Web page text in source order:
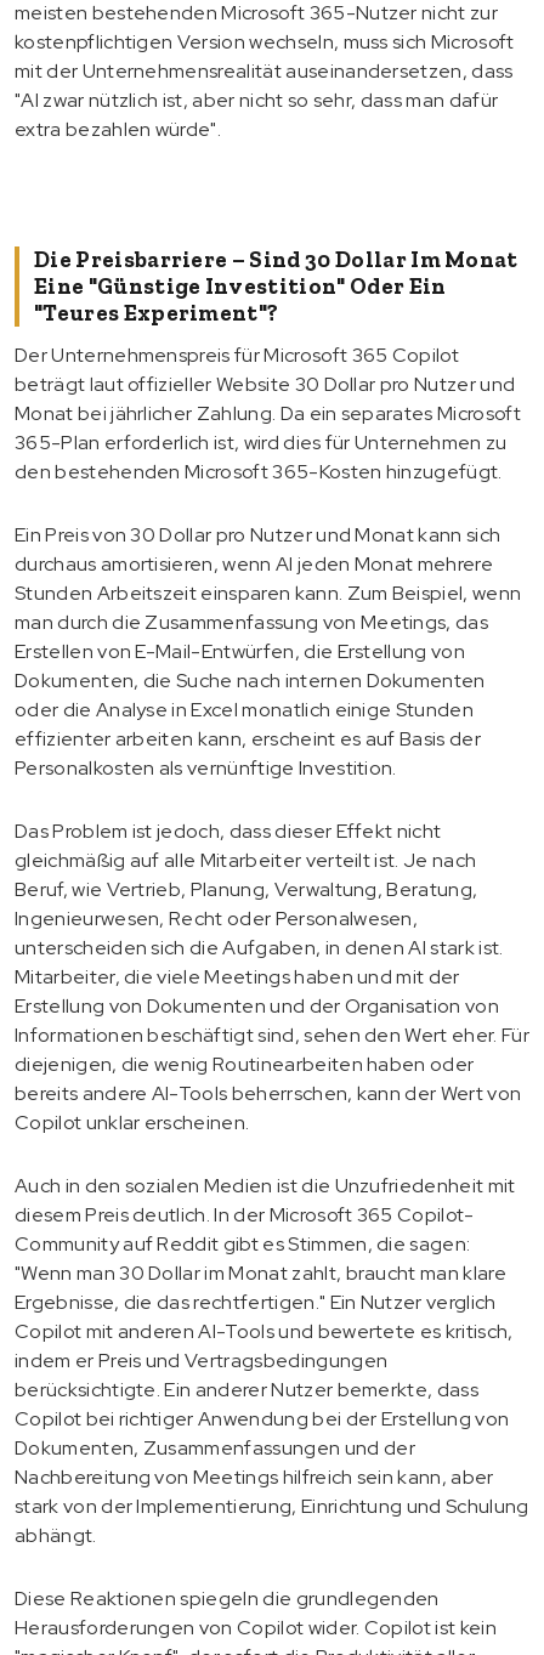
meisten bestehenden Microsoft 365-Nutzer nicht zur
kostenpflichtigen Version wechseln, muss sich Microsoft
mit der Unternehmensrealität auseinandersetzen, dass
"AI zwar nützlich ist, aber nicht so sehr, dass man dafür
extra bezahlen würde".
Die Preisbarriere – Sind 30 Dollar Im Monat
Eine "günstige Investition" Oder Ein
"teures Experiment"?
Der Unternehmenspreis für Microsoft 365 Copilot
beträgt laut offizieller Website 30 Dollar pro Nutzer und
Monat bei jährlicher Zahlung. Da ein separates Microsoft
365-Plan erforderlich ist, wird dies für Unternehmen zu
den bestehenden Microsoft 365-Kosten hinzugefügt.
Ein Preis von 30 Dollar pro Nutzer und Monat kann sich
durchaus amortisieren, wenn AI jeden Monat mehrere
Stunden Arbeitszeit einsparen kann. Zum Beispiel, wenn
man durch die Zusammenfassung von Meetings, das
Erstellen von E-Mail-Entwürfen, die Erstellung von
Dokumenten, die Suche nach internen Dokumenten
oder die Analyse in Excel monatlich einige Stunden
effizienter arbeiten kann, erscheint es auf Basis der
Personalkosten als vernünftige Investition.
Das Problem ist jedoch, dass dieser Effekt nicht
gleichmäßig auf alle Mitarbeiter verteilt ist. Je nach
Beruf, wie Vertrieb, Planung, Verwaltung, Beratung,
Ingenieurwesen, Recht oder Personalwesen,
unterscheiden sich die Aufgaben, in denen AI stark ist.
Mitarbeiter, die viele Meetings haben und mit der
Erstellung von Dokumenten und der Organisation von
Informationen beschäftigt sind, sehen den Wert eher. Für
diejenigen, die wenig Routinearbeiten haben oder
bereits andere AI-Tools beherrschen, kann der Wert von
Copilot unklar erscheinen.
Auch in den sozialen Medien ist die Unzufriedenheit mit
diesem Preis deutlich. In der Microsoft 365 Copilot-
Community auf Reddit gibt es Stimmen, die sagen:
"Wenn man 30 Dollar im Monat zahlt, braucht man klare
Ergebnisse, die das rechtfertigen." Ein Nutzer verglich
Copilot mit anderen AI-Tools und bewertete es kritisch,
indem er Preis und Vertragsbedingungen
berücksichtigte. Ein anderer Nutzer bemerkte, dass
Copilot bei richtiger Anwendung bei der Erstellung von
Dokumenten, Zusammenfassungen und der
Nachbereitung von Meetings hilfreich sein kann, aber
stark von der Implementierung, Einrichtung und Schulung
abhängt.
Diese Reaktionen spiegeln die grundlegenden
Herausforderungen von Copilot wider. Copilot ist kein